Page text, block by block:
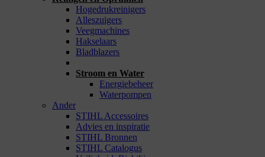
Hogedrukreinigers
Alleszuigers
Veegmachines
Hakselaars
Bladblazers
Stroom en Water
Energiebeheer
Waterpompen
Ander
STIHL Accessoires
Advies en inspiratie
STIHL Bronnen
STIHL Catalogus